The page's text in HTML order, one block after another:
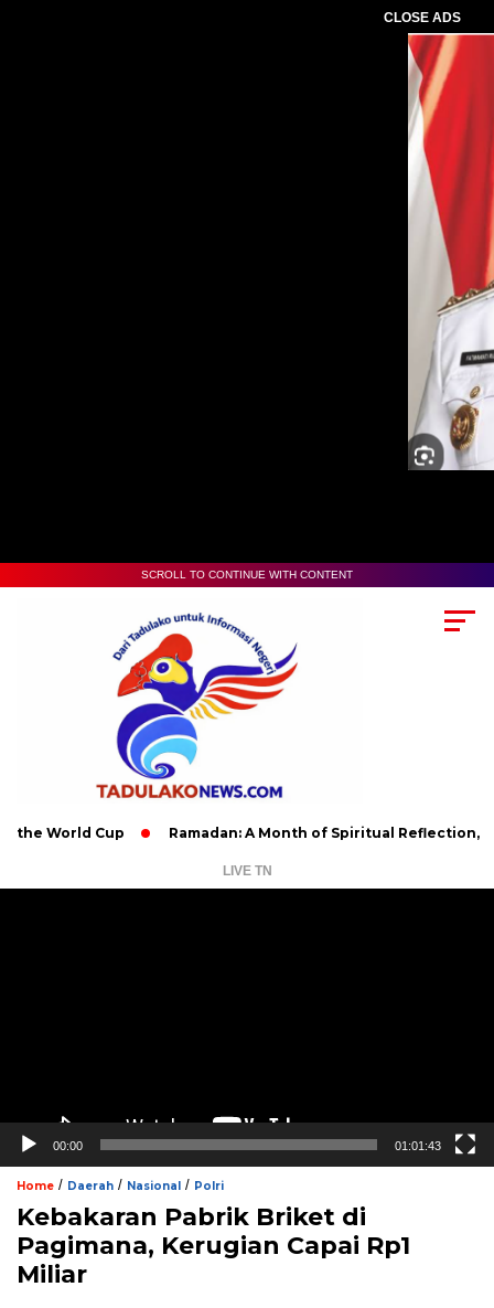
CLOSE ADS
SCROLL TO CONTINUE WITH CONTENT
Cup Ramadan: A Month of Spiritual Reflection,
LIVE TN
00:00 01:01:43
Home / Daerah / Nasional / Polri
Kebakaran Pabrik Briket di
Pagimana, Kerugian Capai Rp1
Miliar